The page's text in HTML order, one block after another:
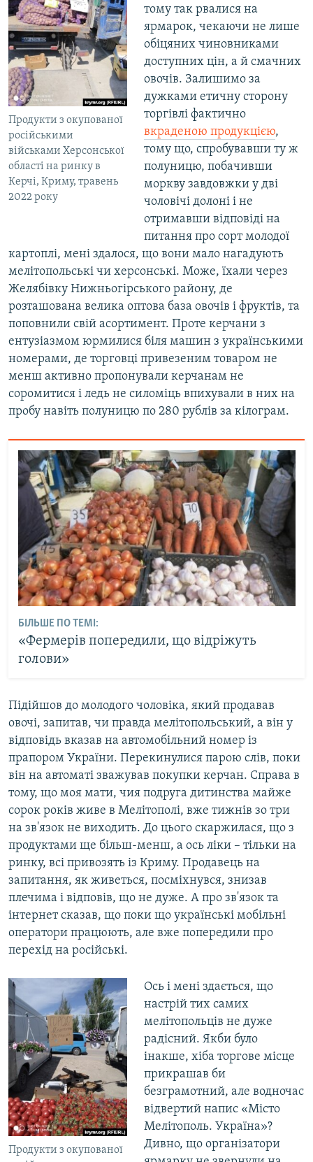
Продукти з окупованої
російськими
військами Херсонської
області на ринку в
Керчі, Криму, травень
2022 року
тому так рвалися на
ярмарок, чекаючи не лише
обіцяних чиновниками
доступних цін, а й смачних
овочів. Залишимо за
дужками етичну сторону
торгівлі фактично
вкраденою продукцією,
тому що, спробувавши ту ж
полуницю, побачивши
моркву завдовжки у дві
чоловічі долоні і не
отримавши відповіді на
питання про сорт молодої
картоплі, мені здалося, що вони мало нагадують
мелітопольські чи херсонські. Може, їхали через
Желябівку Нижньогірського району, де
розташована велика оптова база овочів і фруктів, та
поповнили свій асортимент. Проте керчани з
ентузіазмом юрмилися біля машин з українськими
номерами, де торговці привезеним товаром не
менш активно пропонували керчанам не
соромитися і ледь не силоміць впихували в них на
пробу навіть полуницю по 280 рублів за кілограм.
БІЛЬШЕ ПО ТЕМІ:
«Фермерів попередили, що відріжуть
голови»
Підійшов до молодого чоловіка, який продавав
овочі, запитав, чи правда мелітопольський, а він у
відповідь вказав на автомобільний номер із
прапором України. Перекинулися парою слів, поки
він на автоматі зважував покупки керчан. Справа в
тому, що моя мати, чия подруга дитинства майже
сорок років живе в Мелітополі, вже тижнів зо три
на зв'язок не виходить. До цього скаржилася, що з
продуктами ще більш-менш, а ось ліки – тільки на
ринку, всі привозять із Криму. Продавець на
запитання, як живеться, посміхнувся, знизав
плечима і відповів, що не дуже. А про зв'язок та
інтернет сказав, що поки що українські мобільні
оператори працюють, але вже попередили про
перехід на російські.
Продукти з окупованої
Ось і мені здається, що
настрій тих самих
мелітопольців не дуже
радісний. Якби було
інакше, хіба торгове місце
прикрашав би
безграмотний, але водночас
відвертий напис «Місто
Мелітополь. Україна»?
Дивно, що організатори